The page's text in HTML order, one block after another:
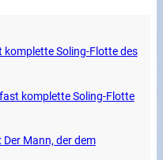
Soling-Flotte des
komplette Soling-Flotte
Mann, der dem